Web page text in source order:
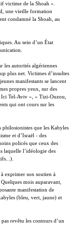
victime de la Shoah ».
une vieille formation
condamné la Shoah, au
Au sein d’un État
les autorités algériennes
plus net. Victimes d’insultes
manifestants se lancent
propres yeux, sur des
Ici Tel-Aviv », « Tizi-Ouzou,
qui ont cours sur les
que les Kabyles
et d’Israël - des
policés que ceux des
laquelle l’idéologie des
exprimer son soutien à
mois auparavant,
manifestation de
(bleu, vert, jaune) et
revêtu les contours d’un